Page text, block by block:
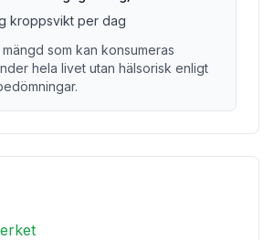
kroppsvikt per dag
som kan konsumeras
hela livet utan hälsorisk enligt